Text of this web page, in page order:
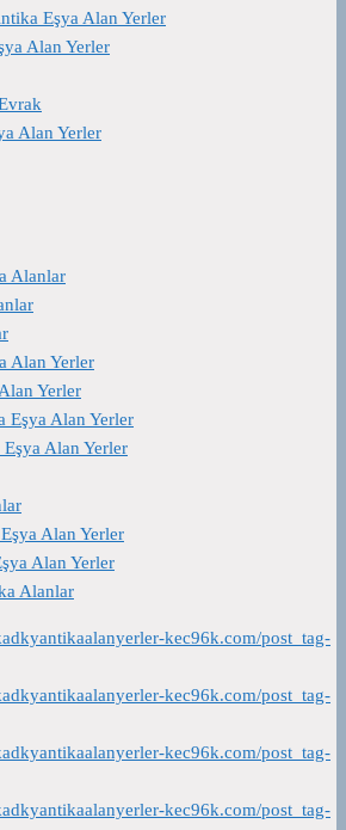
Eşya Alan Yerler
Alan Yerler
Alan Yerler
Alanlar
Alan Yerler
Yerler
Eşya Alan Yerler
Alan Yerler
Alan Yerler
Alan Yerler
Alanlar
kec96k.com/post_tag-
kec96k.com/post_tag-
kec96k.com/post_tag-
kec96k.com/post_tag-